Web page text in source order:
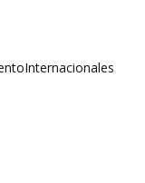
Internacionales